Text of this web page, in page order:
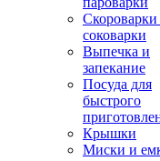
Скороварки
соковарки
Выпечка и
запекание
Посуда для
быстрого
Крышки
Миски и